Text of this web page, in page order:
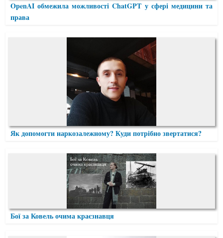
OpenAI обмежила можливості ChatGPT у сфері медицини та
права
Як допомогти наркозалежному? Куди потрібно звертатися?
Бої за Ковель очима краєзнавця